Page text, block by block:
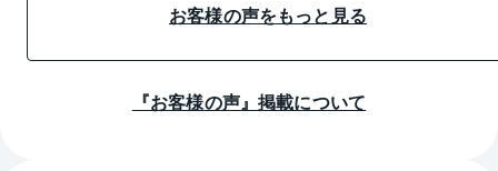
ありがとうございました。
お客様の声をもっと見る
『お客様の声』掲載について